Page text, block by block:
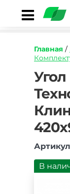
Главная /
https://
optima-
klinker-
seryj-
В